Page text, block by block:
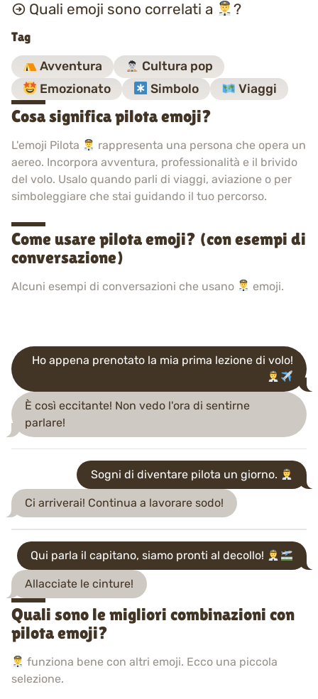
Quali emoji sono correlati a
?
Tag
Avventura
Cultura pop
Emozionato
Simbolo Viaggi
Cosa significa pilota emoji?
L'emoji Pilota
rappresenta una persona che opera un
aereo. Incorpora avventura, professionalità e il brivido
del volo. Usalo quando parli di viaggi, aviazione o per
simboleggiare che stai guidando il tuo percorso.
Come usare pilota emoji? (con esempi di
conversazione)
Alcuni esempi di conversazioni che usano emoji.
Ho appena prenotato la mia prima lezione di volo!
È così eccitante! Non vedo l'ora di sentirne
parlare!
Sogni di diventare pilota un giorno.
Ci arriverai! Continua a lavorare sodo!
Qui parla il capitano, siamo pronti al decollo!
Allacciate le cinture!
Quali sono le migliori combinazioni con
pilota emoji?
funziona bene con altri emoji. Ecco una piccola
selezione.